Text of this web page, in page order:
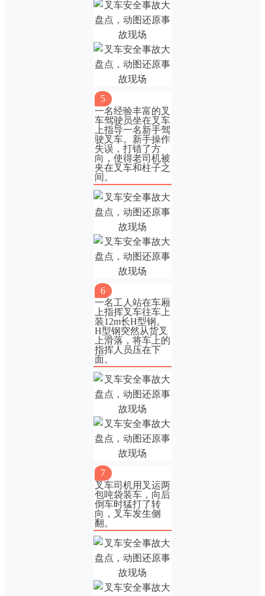
5
一名经验丰富的叉
车驾驶员坐在叉车
上指导一名新手驾
驶叉车。新手操作
失误，打错了方
向，使得老司机被
夹在叉车和柱子之
间。
6
一名工人站在车厢
上指挥叉车往车上
装12m长H型钢。
H型钢突然从货叉
上滑落，将车上的
指挥人员压在下
面。
7
叉车司机用叉运两
包吨袋装车，向后
倒车时猛打了转
向，叉车发生侧
翻。